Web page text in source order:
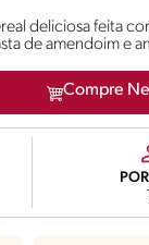
deliciosa feita
de amendoim e
Compre